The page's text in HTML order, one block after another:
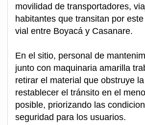
movilidad de transportadores,
habitantes que transitan por
vial entre Boyacá y Casanare.
En el sitio, personal de
junto con maquinaria amarilla
retirar el material que obstruye
restablecer el tránsito en el
posible, priorizando las
seguridad para los usuarios.